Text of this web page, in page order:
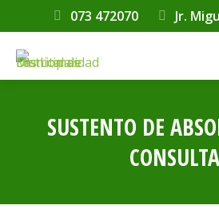
073 472070 Jr.
SUSTENTO DE